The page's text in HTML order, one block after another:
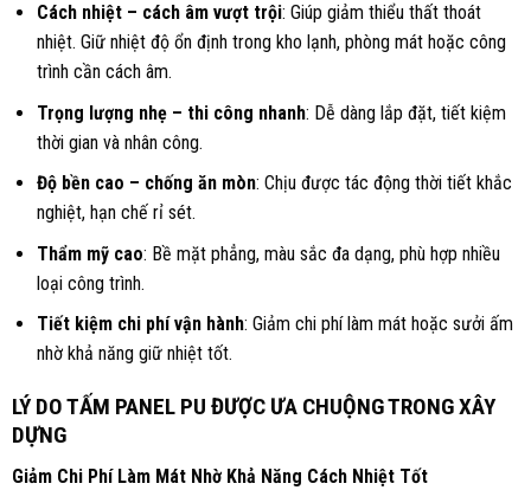
Cách nhiệt – cách âm vượt trội: Giúp giảm thiểu thất thoát
nhiệt. Giữ nhiệt độ ổn định trong kho lạnh, phòng mát hoặc công
trình cần cách âm.
Trọng lượng nhẹ – thi công nhanh: Dễ dàng lắp đặt, tiết kiệm
thời gian và nhân công.
Độ bền cao – chống ăn mòn: Chịu được tác động thời tiết khắc
nghiệt, hạn chế rỉ sét.
Thẩm mỹ cao: Bề mặt phẳng, màu sắc đa dạng, phù hợp nhiều
loại công trình.
Tiết kiệm chi phí vận hành: Giảm chi phí làm mát hoặc sưởi ấm
nhờ khả năng giữ nhiệt tốt.
LÝ DO TẤM PANEL PU ĐƯỢC ƯA CHUỘNG TRONG XÂY
DỰNG
Giảm Chi Phí Làm Mát Nhờ Khả Năng Cách Nhiệt Tốt